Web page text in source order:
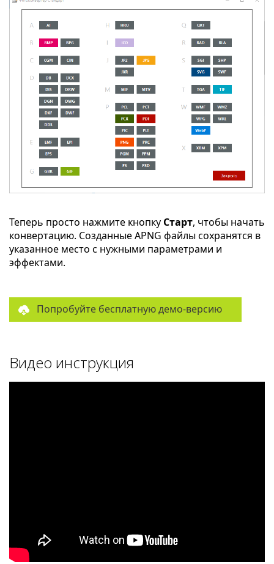
Теперь просто нажмите кнопку Старт, чтобы начать
конвертацию. Созданные APNG файлы сохранятся в
указанное место с нужными параметрами и
эффектами.
Попробуйте бесплатную демо-версию
Видео инструкция